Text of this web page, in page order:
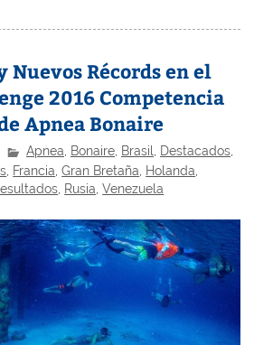
Nuevos Récords en el
2016 Competencia
Apnea Bonaire
Apnea, Bonaire, Brasil, Destacados,
Francia ,Gran Bretaña Holanda
Rusia ,Venezuela